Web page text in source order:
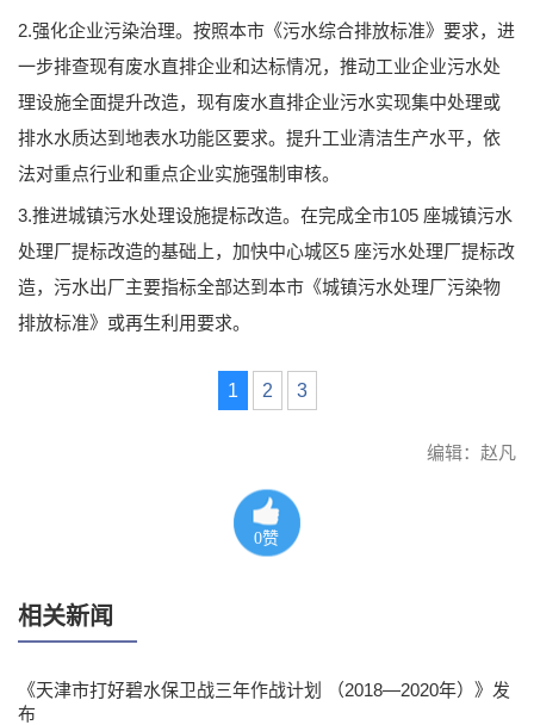
2.强化企业污染治理。按照本市《污水综合排放标准》要求，进
一步排查现有废水直排企业和达标情况，推动工业企业污水处
理设施全面提升改造，现有废水直排企业污水实现集中处理或
排水水质达到地表水功能区要求。提升工业清洁生产水平，依
法对重点行业和重点企业实施强制审核。
3.推进城镇污水处理设施提标改造。在完成全市105 座城镇污水
处理厂提标改造的基础上，加快中心城区5 座污水处理厂提标改
造，污水出厂主要指标全部达到本市《城镇污水处理厂污染物
排放标准》或再生利用要求。
1 2 3
编辑：赵凡
0赞
相关新闻
《天津市打好碧水保卫战三年作战计划 （2018—2020年）》发
布